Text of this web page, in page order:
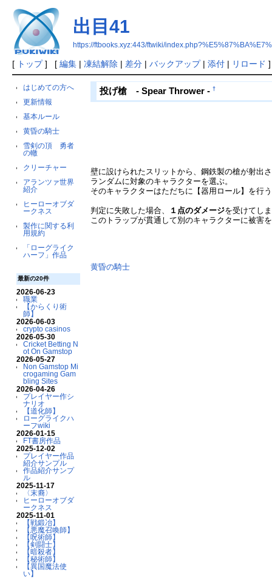
出目41
https://ftbooks.xyz:443/ftwiki/
[ トップ] [ 編集| 凍結解除 | 差分| バックアップ| 添付| リロード
はじめての方へ
更新情報
基本ルール
黄昏の騎士
雪剣の頂 勇者
の轍
クリーチャー
アランツァ世界
紹介
ヒーローオブダ
ークネス
製作に関する利
用規約
「ローグライク
ハーフ」作品
最新の20件
2026-06-23
職業
【からくり術
師】
2026-06-03
crypto casinos
2026-05-30
Cricket Betting N
ot On Gamstop
2026-05-27
Non Gamstop Mi
crogaming Gam
bling Sites
2026-04-26
プレイヤー作シ
ナリオ
【道化師】
ローグライクハ
ーフwiki
2026-01-15
FT書房作品
2025-12-02
プレイヤー作品
紹介サンプル
作品紹介サンプ
ル
2025-11-17
〈末裔〉
ヒーローオブダ
ークネス
2025-11-01
【戦鍛冶】
【悪魔召喚師】
【呪術師】
【剣闘士】
【暗殺者】
【秘術師】
【異国魔法使
い】
投げ槍 - Spear Thrower - †
壁に設けられたスリットから、鋼鉄製の槍が射出
ランダムに対象のキャラクターを選ぶ。
そのキャラクターはただちに【器用ロール】を行
判定に失敗した場合、 １点のダメージを受けてし
このトラップが貫通して別のキャラクターに被害
黄昏の騎士